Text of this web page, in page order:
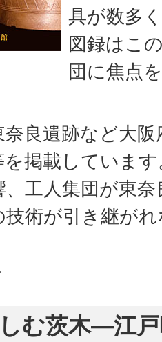
具が数多
図録はこ
団に焦点
良遺跡など大
掲載していま
工人集団が東
技術が引き継が
しむ茨木―江